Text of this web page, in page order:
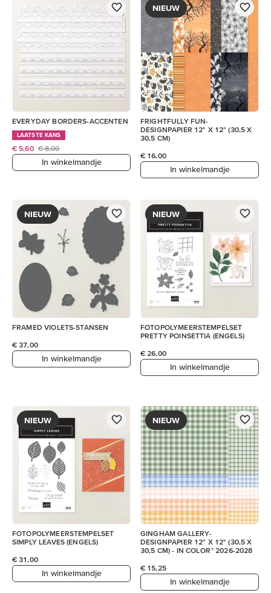
EVERYDAY BORDERS-ACCENTEN
LAATSTE KANS
€ 5,60 € 8,00
In winkelmandje
NIEUW
FRIGHTFULLY FUN-
DESIGNPAPIER 12" X 12" (30,5 X
30,5 CM)
€ 16,00
In winkelmandje
NIEUW
FRAMED VIOLETS-STANSEN
€ 37,00
In winkelmandje
NIEUW
FOTOPOLYMEERSTEMPELSET
PRETTY POINSETTIA (ENGELS)
€ 26,00
In winkelmandje
NIEUW
FOTOPOLYMEERSTEMPELSET
SIMPLY LEAVES (ENGELS)
€ 31,00
In winkelmandje
NIEUW
GINGHAM GALLERY-
DESIGNPAPIER 12" X 12" (30,5 X
30,5 CM) - IN COLOR™ 2026-2028
€ 15,25
In winkelmandje